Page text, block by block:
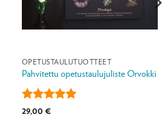
OPETUSTAULUTUOTTEET
Pahvitettu opetustaulujuliste Orvokki
Arvostelu
29,00 €